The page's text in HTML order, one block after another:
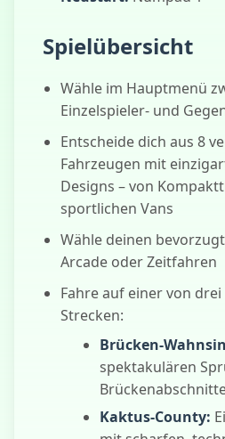
Spielübersicht
Wähle im Hauptmenü
Einzelspieler- und
Entscheide dich aus 8
Fahrzeugen mit
Designs – von
sportlichen Vans
Wähle deinen
Arcade oder Zeitfahren
Fahre auf einer von
Strecken:
Brücken-
spektakulären
Kaktus-County: